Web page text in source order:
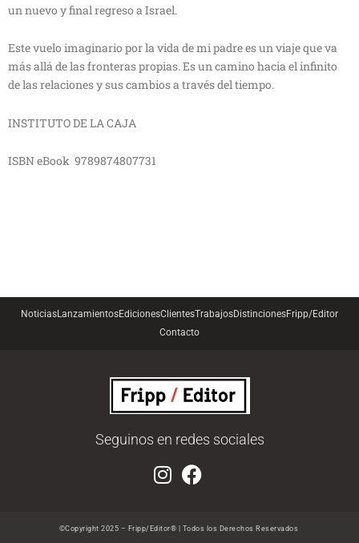
un nuevo y final regreso a Israel.
Este vuelo imaginario por la vida de mi padre es un viaje que va
más allá de las fronteras propias. Es un camino hacia el infinito
de las relaciones y sus cambios a través del tiempo.
INSTITUTO DE LA CAJA
ISBN eBook 9789874807731
NoticiasLanzamientosEdicionesClientesTrabajosDistincionesFripp/Editor
Contacto
Seguinos en redes sociales
©Copyright 2025 – Fripp/Editor® | Todos los Derechos Reservados